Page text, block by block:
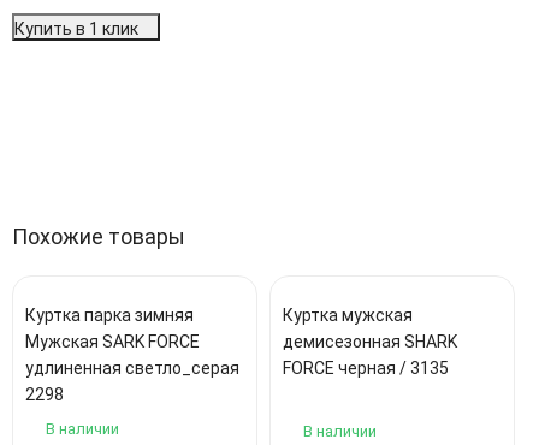
Купить в 1 клик
Похожие товары
Куртка парка зимняя
Мужская SARK FORCE
удлиненная светло_серая
2298
В наличии
Куртка мужская
демисезонная SHARK
FORCE черная / 3135
В наличии